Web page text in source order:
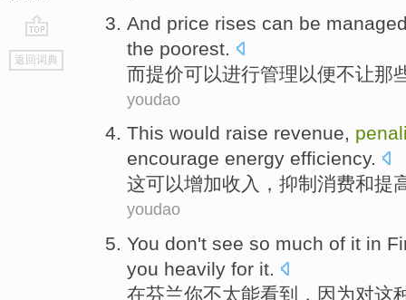
go
top
返回词典
And price rises can be
the poorest
而提价可以进行管理 以便不让那
youdao
This would raise revenue,
encourage energy efficiency.
这可以增加收入 ， 抑制 消费和提
youdao
You don't see so much of it in
you heavily for it.
在芬兰你不太能看到 ， 因为对这